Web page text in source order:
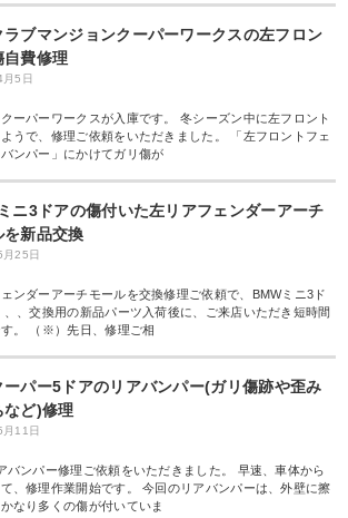
ラブマンジョンクーパーワークスの左フロン
自費修理
5日
ーパーワークスが入庫です。 冬シーズン中に左フロント
うで、修理ご依頼をいただきました。 「左フロントフェ
ンパー」にかけてガリ傷が
ニ3ドアの傷付いた左リアフェンダーアーチ
を新品交換
25日
ンダーアーチモールを交換修理ご依頼で、BMWミニ3ド
、交換用の新品パーツ入荷後に、ご来店いただき短時間
。 （※）先日、修理ご相
ーパー5ドアのリアバンパー(ガリ傷跡や歪み
など)修理
11日
バンパー修理ご依頼をいただきました。 早速、車体から
、修理作業開始です。 今回のリアバンパーは、外壁に擦
なり多くの傷が付いていま